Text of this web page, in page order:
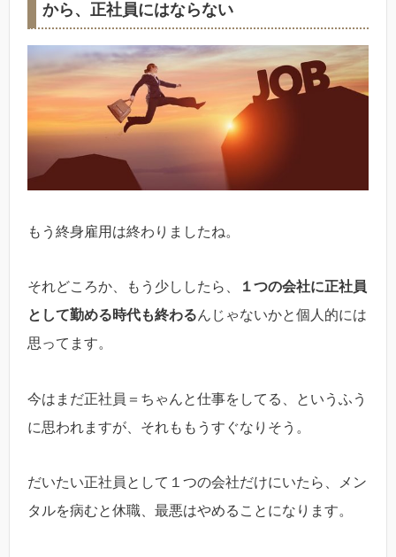
から、正社員にはならない
もう終身雇用は終わりましたね。
それどころか、もう少ししたら、
１つの会社に正社員
として勤める時代も終わるんじゃないかと個人的には
思ってます。
今はまだ正社員＝ちゃんと仕事をしてる、というふう
に思われますが、それももうすぐなりそう。
だいたい正社員として１つの会社だけにいたら、メン
タルを病むと休職、最悪はやめることになります。